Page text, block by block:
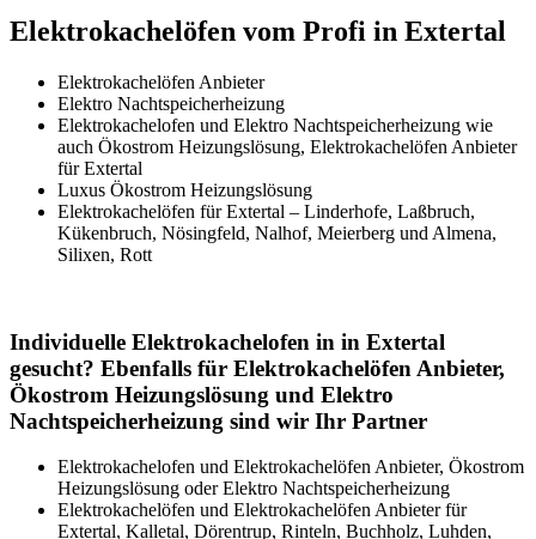
Elektrokachelöfen vom Profi in Extertal
Elektrokachelöfen Anbieter
Elektro Nachtspeicherheizung
Elektrokachelofen und Elektro Nachtspeicherheizung wie
auch Ökostrom Heizungslösung, Elektrokachelöfen Anbieter
für Extertal
Luxus Ökostrom Heizungslösung
Elektrokachelöfen für Extertal – Linderhofe, Laßbruch,
Kükenbruch, Nösingfeld, Nalhof, Meierberg und Almena,
Silixen, Rott
Individuelle Elektrokachelofen in in Extertal
gesucht? Ebenfalls für Elektrokachelöfen Anbieter,
Ökostrom Heizungslösung und Elektro
Nachtspeicherheizung sind wir Ihr Partner
Elektrokachelofen und Elektrokachelöfen Anbieter, Ökostrom
Heizungslösung oder Elektro Nachtspeicherheizung
Elektrokachelöfen und Elektrokachelöfen Anbieter für
Extertal, Kalletal, Dörentrup, Rinteln, Buchholz, Luhden,